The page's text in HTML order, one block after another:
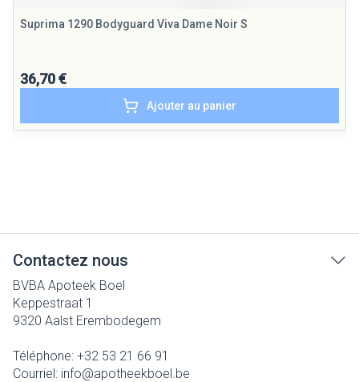
Suprima 1290 Bodyguard Viva Dame Noir S
36,70 €
Ajouter au panier
Contactez nous
BVBA Apoteek Boel
Keppestraat 1
9320 Aalst Erembodegem
Téléphone: +32 53 21 66 91
Courriel: info@apotheekboel.be